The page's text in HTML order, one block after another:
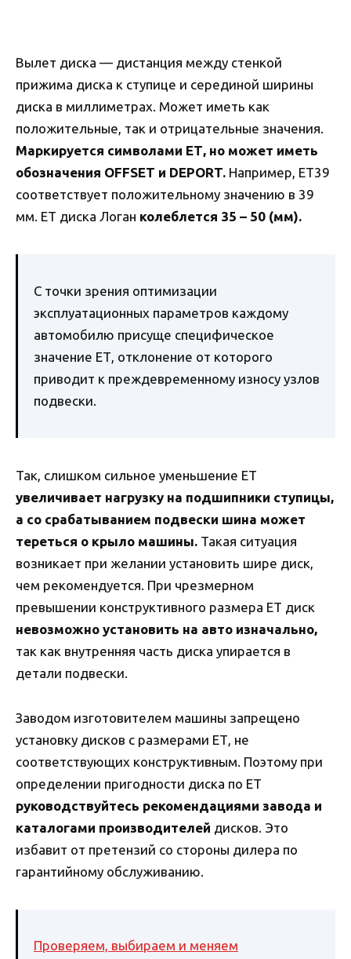
Вылет диска — дистанция между стенкой
прижима диска к ступице и серединой ширины
диска в миллиметрах. Может иметь как
положительные, так и отрицательные значения.
Маркируется символами ЕТ, но может иметь
обозначения OFFSET и DEPORT. Например, ЕТ39
соответствует положительному значению в 39
мм. ЕТ диска Логан колеблется 35 – 50 (мм).
С точки зрения оптимизации
эксплуатационных параметров каждому
автомобилю присуще специфическое
значение ЕТ, отклонение от которого
приводит к преждевременному износу узлов
подвески.
Так, слишком сильное уменьшение ЕТ
увеличивает нагрузку на подшипники ступицы,
а со срабатыванием подвески шина может
тереться о крыло машины. Такая ситуация
возникает при желании установить шире диск,
чем рекомендуется. При чрезмерном
превышении конструктивного размера ЕТ диск
невозможно установить на авто изначально,
так как внутренняя часть диска упирается в
детали подвески.
Заводом изготовителем машины запрещено
установку дисков с размерами ЕТ, не
соответствующих конструктивным. Поэтому при
определении пригодности диска по ЕТ
руководствуйтесь рекомендациями завода и
каталогами производителей дисков. Это
избавит от претензий со стороны дилера по
гарантийному обслуживанию.
Проверяем, выбираем и меняем